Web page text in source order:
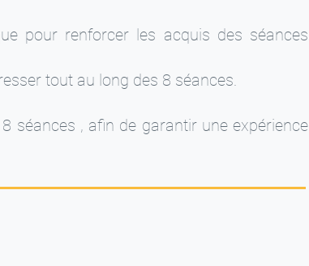
pour renforcer les acquis des séances
tout au long des 8 séances.
séances , afin de garantir une expérience